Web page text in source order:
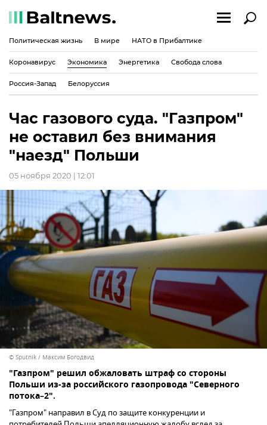
Политическая жизнь В мире НАТО в Прибалтике
Коронавирус Экономика Энергетика Свобода слова
Россия-Запад Белоруссия
Час газового суда. "Газпром"
не оставил без внимания
"наезд" Польши
05 ноября 2020 | 12:01
© Sputnik / Максим Богодвид
"Газпром" решил обжаловать штраф со стороны
Польши из-за российского газопровода "Северного
потока–2".
"Газпром" направил в Суд по защите конкуренции и